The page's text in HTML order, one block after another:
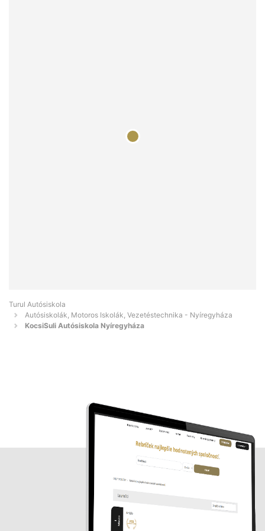
Turul Autósiskola
Autósiskolák, Motoros Iskolák, Vezetéstechnika - Nyíregyháza
KocsiSuli Autósiskola Nyíregyháza